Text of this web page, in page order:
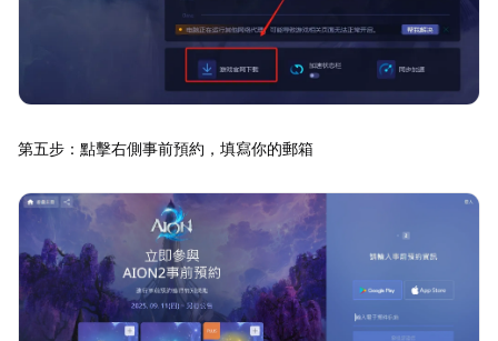
第五步：點擊右側事前預約，填寫你的郵箱